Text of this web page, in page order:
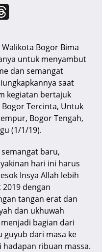
e
a
d
s
Walikota Bogor Bima
untuk menyambut
dan semangat
saat
kegiatan bertajuk
Tercinta, Untuk
Bogor Tengah,
(1/1/19).
baru,
hari ini harus
Insya Allah lebih
dengan
tangan erat dan
dan ukhuwah
bagian dari
guyub dari masa ke
hadapan ribuan massa.